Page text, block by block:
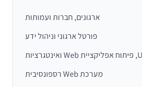
ארגונים, חברות ועמותות
פורטל ארגוני וניהול ידע
מערכת Web רספונסיבית